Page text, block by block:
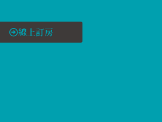
線上訂房